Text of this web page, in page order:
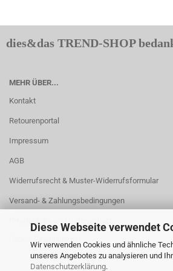
Diese Webseite verwendet
Wir verwenden Cookies und ähnliche
unseres Angebotes zu analysieren und
Datenschutzerklärung.
dies&das TREND-SHOP
MEHR ÜBER...
Kontakt
Retourenportal
Impressum
AGB
Widerrufsrecht & Muster-Widerrufsformular
Versand- & Zahlungsbedingungen
Privatsphäre und Datenschutz
Cookie Einstellungen